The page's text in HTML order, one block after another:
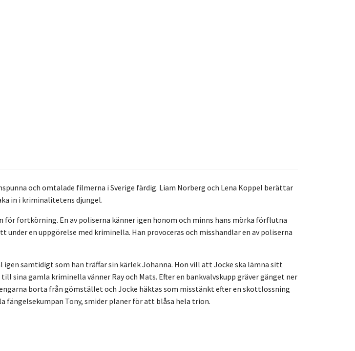
och omtalade filmerna i Sverige färdig. Liam Norberg och Lena Koppel berättar
in i kriminalitetens djungel.
fortkörning. En av poliserna känner igen honom och minns hans mörka förflutna
en uppgörelse med kriminella. Han provoceras och misshandlar en av poliserna
samtidigt som han träffar sin kärlek Johanna. Hon vill att Jocke ska lämna sitt
sina gamla kriminella vänner Ray och Mats. Efter en bankvalvskupp gräver gänget ner
borta från gömstället och Jocke häktas som misstänkt efter en skottlossning
fängelsekumpan Tony, smider planer för att blåsa hela trion.